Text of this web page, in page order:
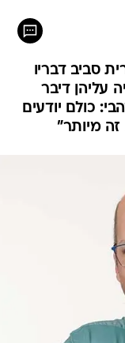
סביב דבריו
כולם יודעים
מיותר"